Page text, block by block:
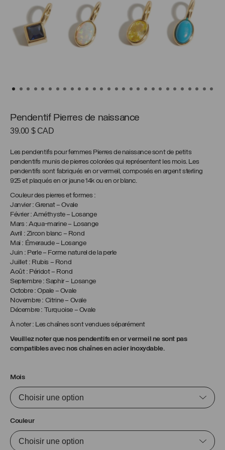
Pendentif Pierres de naissance
39.00 $ CAD
Les pendentifs pour femmes Pierres de naissance sont de petits
pendentifs munis de pierres colorées qui représentent les mois. Les
pendentifs sont fabriqués en or vermeil, composés en argent sterling
925 et plaqués en or jaune 14k ou en or blanc.
Couleur des pierres et formes :
Janvier : Grenat – Ovale
Février : Améthyste – Losange
Mars : Aqua-marine – Losange
Avril : Zircon blanc – Rond
Mai : Émeraude – Losange
Juin : Perle – Forme naturel de la perle
Juillet : Rubis – Rond
Août : Péridot – Rond
Septembre : Saphir – Losange
Octobre : Opale – Ovale
Novembre : Citrine – Ovale
Décembre : Turquoise – Ovale
À noter : Les chaînes sont vendues séparément
Veuillez noter que nos pendentifs en or vermeil ne sont pas
compatibles avec nos chaînes en acier inoxydable.
Mois
Couleur